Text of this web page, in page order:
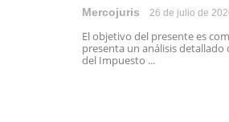
Mercojuris 26 de julio de
El objetivo del presente es
presenta un análisis
del Impuesto ...